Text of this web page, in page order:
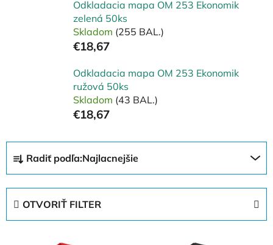
Odkladacia mapa OM 253 Ekonomik
zelená 50ks
Skladom (255 BAL.)
€18,67
Odkladacia mapa OM 253 Ekonomik
ružová 50ks
Skladom (43 BAL.)
€18,67
d
Radiť podľa:Najlacnejšie
OTVORIŤ FILTER